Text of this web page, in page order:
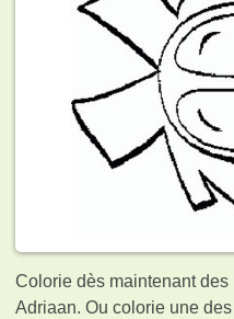
Colorie dès maintenant
Adriaan. Ou colorie une